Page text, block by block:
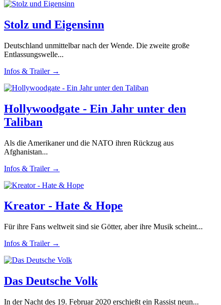
Stolz und Eigensinn
Deutschland unmittelbar nach der Wende. Die zweite große
Entlassungswelle...
Infos & Trailer →
Hollywoodgate - Ein Jahr unter den
Taliban
Als die Amerikaner und die NATO ihren Rückzug aus
Afghanistan...
Infos & Trailer →
Kreator - Hate & Hope
Für ihre Fans weltweit sind sie Götter, aber ihre Musik scheint...
Infos & Trailer →
Das Deutsche Volk
In der Nacht des 19. Februar 2020 erschießt ein Rassist neun...